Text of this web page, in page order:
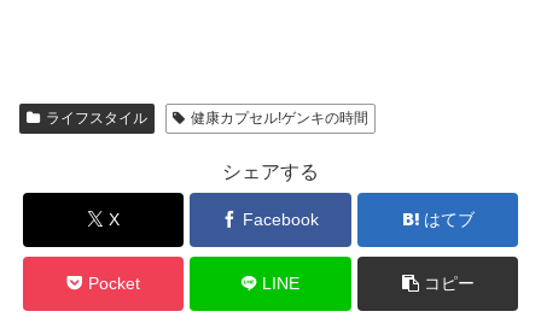
ライフスタイル 健康カプセル!ゲンキの時間
シェアする
X Facebook はてブ
Pocket LINE コピー